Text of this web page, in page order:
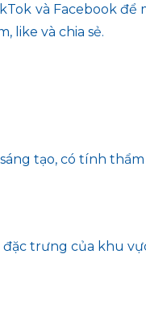
và Facebook để
like và chia sẻ.
tạo, có tính thẩm
trưng của khu